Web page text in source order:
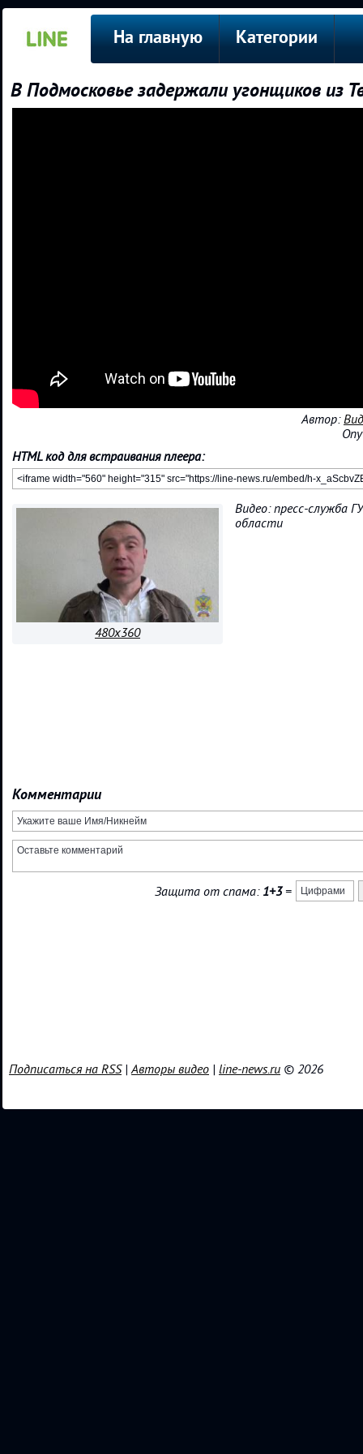
На главную Категории
В Подмосковье задержали угонщиков из
Автор:
HTML код для встраивания плеера:
480x360
Видео: пресс-служба
области
Комментарии
Защита от спама: 1+3=
Подписаться на RSS|Авторы видео | line-news.ru © 2026